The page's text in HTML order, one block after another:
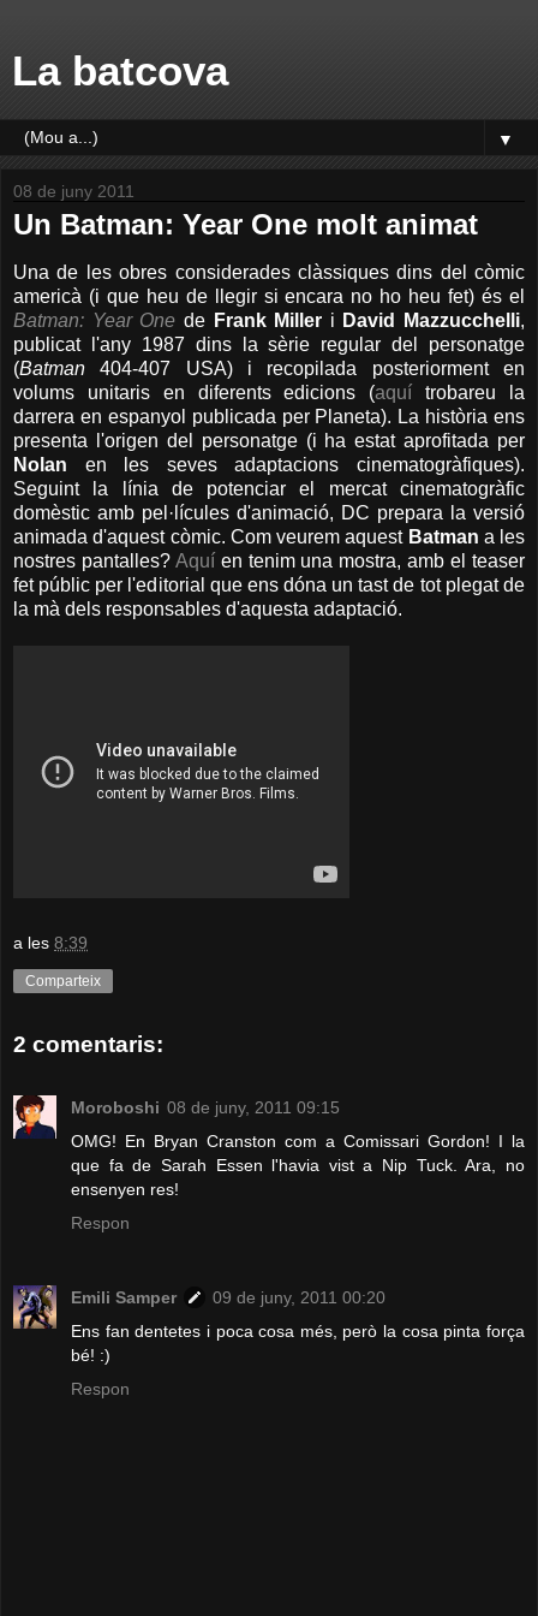
La batcova
▼
08 de juny 2011
Un Batman: Year One molt animat
Una de les obres considerades clàssiques dins del còmic
americà (i que heu de llegir si encara no ho heu fet) és el
Batman: Year One de Frank Miller i David Mazzucchelli,
publicat l'any 1987 dins la sèrie regular del personatge
(Batman404-407 USA) i recopilada posteriorment en
volums unitaris en diferents edicions (aquítrobareu la
darrera en espanyol publicada per Planeta). La història ens
presenta l'origen del personatge (i ha estat aprofitada per
Nolan en les seves adaptacions cinematogràfiques).
Seguint la línia de potenciar el mercat cinematogràfic
domèstic amb pel·lícules d'animació, DC prepara la versió
animada d'aquest còmic. Com veurem aquest Batman a les
nostres pantalles? Aquíen tenim una mostra, amb el teaser
fet públic per l'editorial que ens dóna un tast de tot plegat de
la mà dels responsables d'aquesta adaptació.
a les 8:39
Comparteix
2 comentaris:
Moroboshi 08 de juny, 2011 09:15
OMG! En Bryan Cranston com a Comissari Gordon! I la
que fa de Sarah Essen l'havia vist a Nip Tuck. Ara, no
ensenyen res!
Respon
Emili Samper
09 de juny, 2011 00:20
Ens fan dentetes i poca cosa més, però la cosa pinta força
bé! :)
Respon